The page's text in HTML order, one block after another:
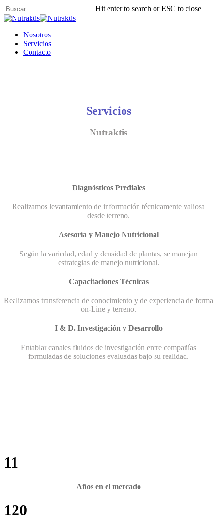
Skip
to
content
Hit enter to search or ESC to close
Close
Menu
Nosotros
Servicios
Contacto
Servicios
Nutraktis
Diagnósticos Prediales
Realizamos levantamiento de información técnicamente valiosa
desde terreno.
Asesoría y Manejo Nutricional
Según la variedad, edad y densidad de plantas, se manejan
estrategias de manejo nutricional.
Capacitaciones Técnicas
Realizamos transferencia de conocimiento y de experiencia de forma
on-Line y terreno.
I & D. Investigación y Desarrollo
Entablar canales fluidos de investigación entre compañías
formuladas de soluciones evaluadas bajo su realidad.
11
Años en el mercado
120